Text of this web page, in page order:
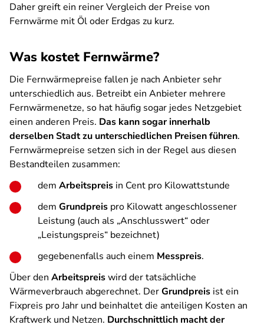
Daher greift ein reiner Vergleich der Preise von
Fernwärme mit Öl oder Erdgas zu kurz.
Was kostet Fernwärme?
Die Fernwärmepreise fallen je nach Anbieter sehr
unterschiedlich aus. Betreibt ein Anbieter mehrere
Fernwärmenetze, so hat häufig sogar jedes Netzgebiet
einen anderen Preis. Das kann sogar innerhalb
derselben Stadt zu unterschiedlichen Preisen führen.
Fernwärmepreise setzen sich in der Regel aus diesen
Bestandteilen zusammen:
dem Arbeitspreis in Cent pro Kilowattstunde
dem Grundpreis pro Kilowatt angeschlossener
Leistung (auch als „Anschlusswert“ oder
„Leistungspreis“ bezeichnet)
gegebenenfalls auch einem Messpreis.
Über den Arbeitspreiswird der tatsächliche
Wärmeverbrauch abgerechnet. DerGrundpreis ist ein
Fixpreis pro Jahr und beinhaltet die anteiligen Kosten an
Kraftwerk und Netzen. Durchschnittlich macht der